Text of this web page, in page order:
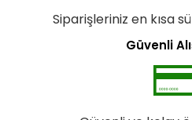
Siparişleriniz en kısa
Güvenli